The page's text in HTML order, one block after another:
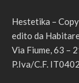
Hestetika –
edito da
Via Fiume, 63 –
P.Iva/C.F.